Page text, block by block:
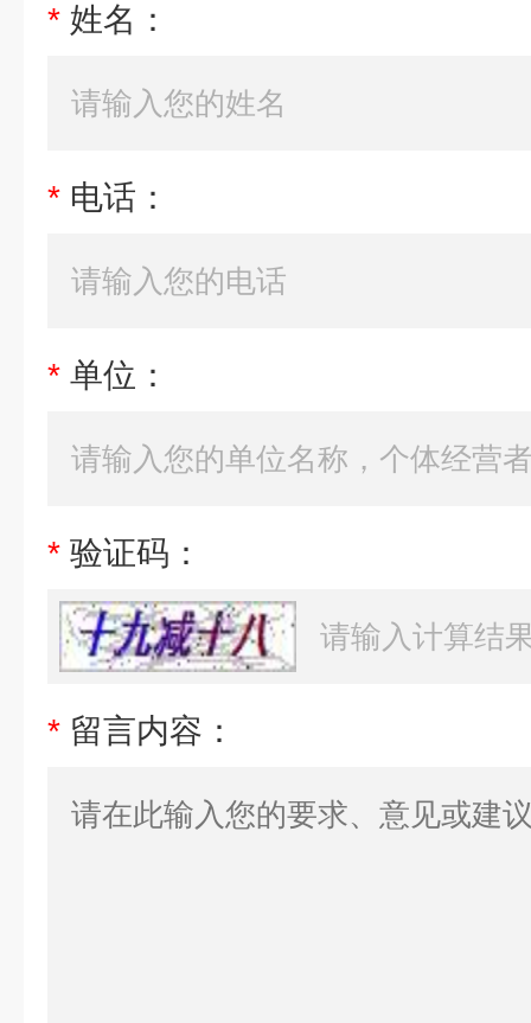
* 姓名：
* 电话：
* 单位：
* 验证码：
* 留言内容：